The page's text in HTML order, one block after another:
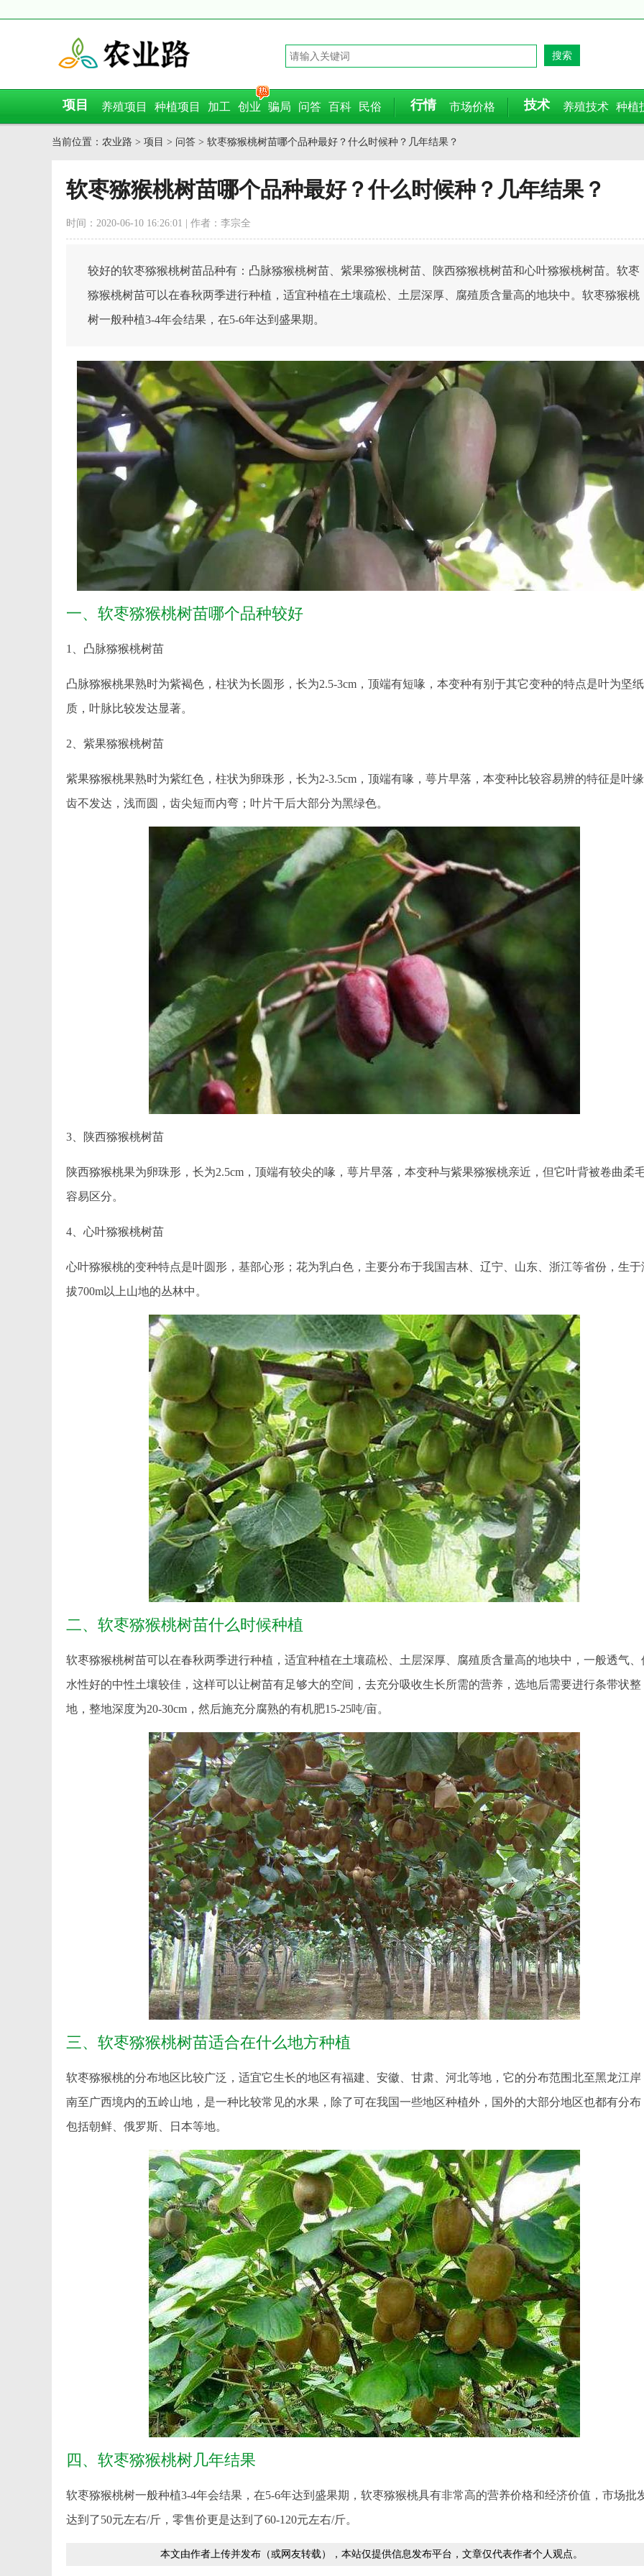
项目 养殖项目 种植项目 加工 创业 骗局 问答 百科 民俗 行情 市场价格 技术 养殖技术 种植
当前位置： 农业路 > 项目 > 问答 > 软枣猕猴桃树苗哪个品种最好？什么时候种？几年结果？
软枣猕猴桃树苗哪个品种最好？什么时候种？几年结果？
时间：2020-06-10 16:26:01 | 作者：李宗全
较好的软枣猕猴桃树苗品种有：凸脉猕猴桃树苗、紫果猕猴桃树苗、陕西猕猴桃树苗和心叶猕猴桃树苗。软枣
猕猴桃树苗可以在春秋两季进行种植，适宜种植在土壤疏松、土层深厚、腐殖质含量高的地块中。软枣猕猴桃
树一般种植3-4年会结果，在5-6年达到盛果期。
一、软枣猕猴桃树苗哪个品种较好
1、凸脉猕猴桃树苗
凸脉猕猴桃果熟时为紫褐色，柱状为长圆形，长为2.5-3cm，顶端有短喙，本变种有别于其它变种的特点是叶为坚纸
质，叶脉比较发达显著。
2、紫果猕猴桃树苗
紫果猕猴桃果熟时为紫红色，柱状为卵珠形，长为2-3.5cm，顶端有喙，萼片早落，本变种比较容易辨的特征是叶
齿不发达，浅而圆，齿尖短而内弯；叶片干后大部分为黑绿色。
3、陕西猕猴桃树苗
陕西猕猴桃果为卵珠形，长为2.5cm，顶端有较尖的喙，萼片早落，本变种与紫果猕猴桃亲近，但它叶背被卷曲柔
容易区分。
4、心叶猕猴桃树苗
心叶猕猴桃的变种特点是叶圆形，基部心形；花为乳白色，主要分布于我国吉林、辽宁、山东、浙江等省份，生于
拔700m以上山地的丛林中。
二、软枣猕猴桃树苗什么时候种植
软枣猕猴桃树苗可以在春秋两季进行种植，适宜种植在土壤疏松、土层深厚、腐殖质含量高的地块中，一般透气、
水性好的中性土壤较佳，这样可以让树苗有足够大的空间，去充分吸收生长所需的营养，选地后需要进行条带状整
地，整地深度为20-30cm，然后施充分腐熟的有机肥15-25吨/亩。
三、软枣猕猴桃树苗适合在什么地方种植
软枣猕猴桃的分布地区比较广泛，适宜它生长的地区有福建、安徽、甘肃、河北等地，它的分布范围北至黑龙江岸
南至广西境内的五岭山地，是一种比较常见的水果，除了可在我国一些地区种植外，国外的大部分地区也都有分布
包括朝鲜、俄罗斯、日本等地。
四、软枣猕猴桃树几年结果
软枣猕猴桃树一般种植3-4年会结果，在5-6年达到盛果期，软枣猕猴桃具有非常高的营养价格和经济价值，市场批
达到了50元左右/斤，零售价更是达到了60-120元左右/斤。
本文由作者上传并发布（或网友转载），本站仅提供信息发布平台，文章仅代表作者个人观点。